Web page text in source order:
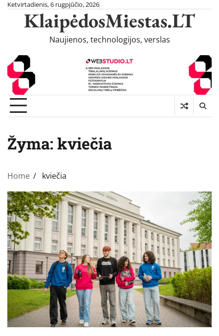
Skip
content
Ketvirtadienis, 6 rugpjūčio, 2026
KlaipėdosMiestas.LT
Naujienos, technologijos, verslas
Žyma: kviečia
Home kviečia